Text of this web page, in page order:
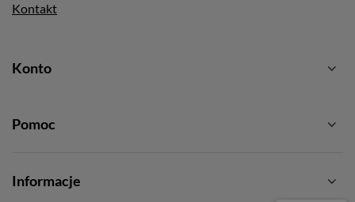
Kontakt
Konto
Pomoc
Informacje